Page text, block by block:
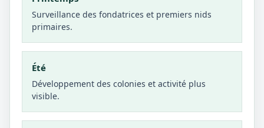
Surveillance des fondatrices et premiers nids
primaires.
Été
Développement des colonies et activité plus
visible.